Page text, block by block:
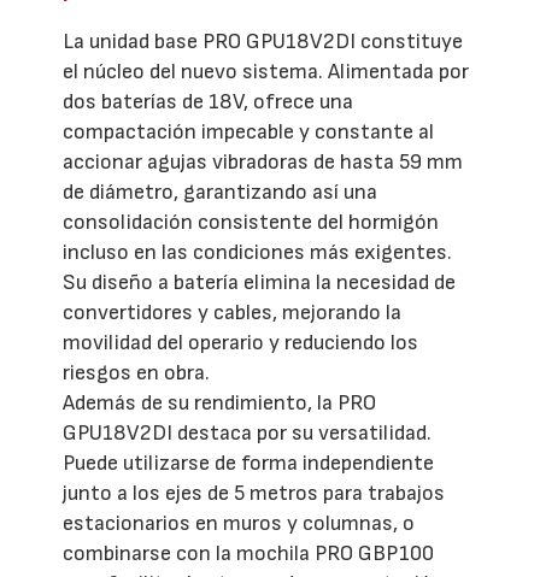
La unidad base PRO GPU18V2DI constituye
el núcleo del nuevo sistema. Alimentada por
dos baterías de 18V, ofrece una
compactación impecable y constante al
accionar agujas vibradoras de hasta 59 mm
de diámetro, garantizando así una
consolidación consistente del hormigón
incluso en las condiciones más exigentes.
Su diseño a batería elimina la necesidad de
convertidores y cables, mejorando la
movilidad del operario y reduciendo los
riesgos en obra.
Además de su rendimiento, la PRO
GPU18V2DI destaca por su versatilidad.
Puede utilizarse de forma independiente
junto a los ejes de 5 metros para trabajos
estacionarios en muros y columnas, o
combinarse con la mochila PRO GBP100